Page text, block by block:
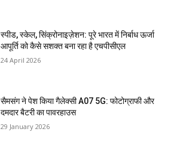
स्पीड, स्केल, सिंक्रोनाइज़ेशन: पूरे भारत में निर्बाध ऊर्जा
आपूर्ति को कैसे सशक्त बना रहा है एचपीसीएल
24 April 2026
सैमसंग ने पेश किया गैलेक्सी A07 5G: फोटोग्राफी और
दमदार बैटरी का पावरहाउस
29 January 2026